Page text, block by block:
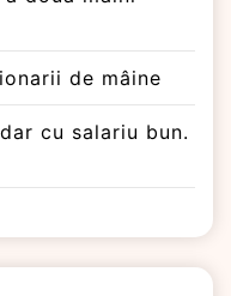
de mâine
cu salariu bun.